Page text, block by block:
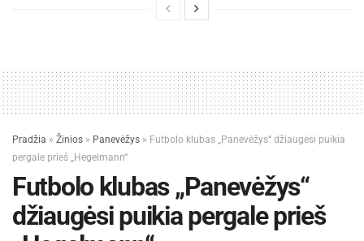
Pradžia » Žinios » Panevėžys » Futbolo klubas „Panevėžys“ džiaugėsi puikia
pergale prieš „Hegelmann“
Futbolo klubas „Panevėžys“
džiaugėsi puikia pergale prieš